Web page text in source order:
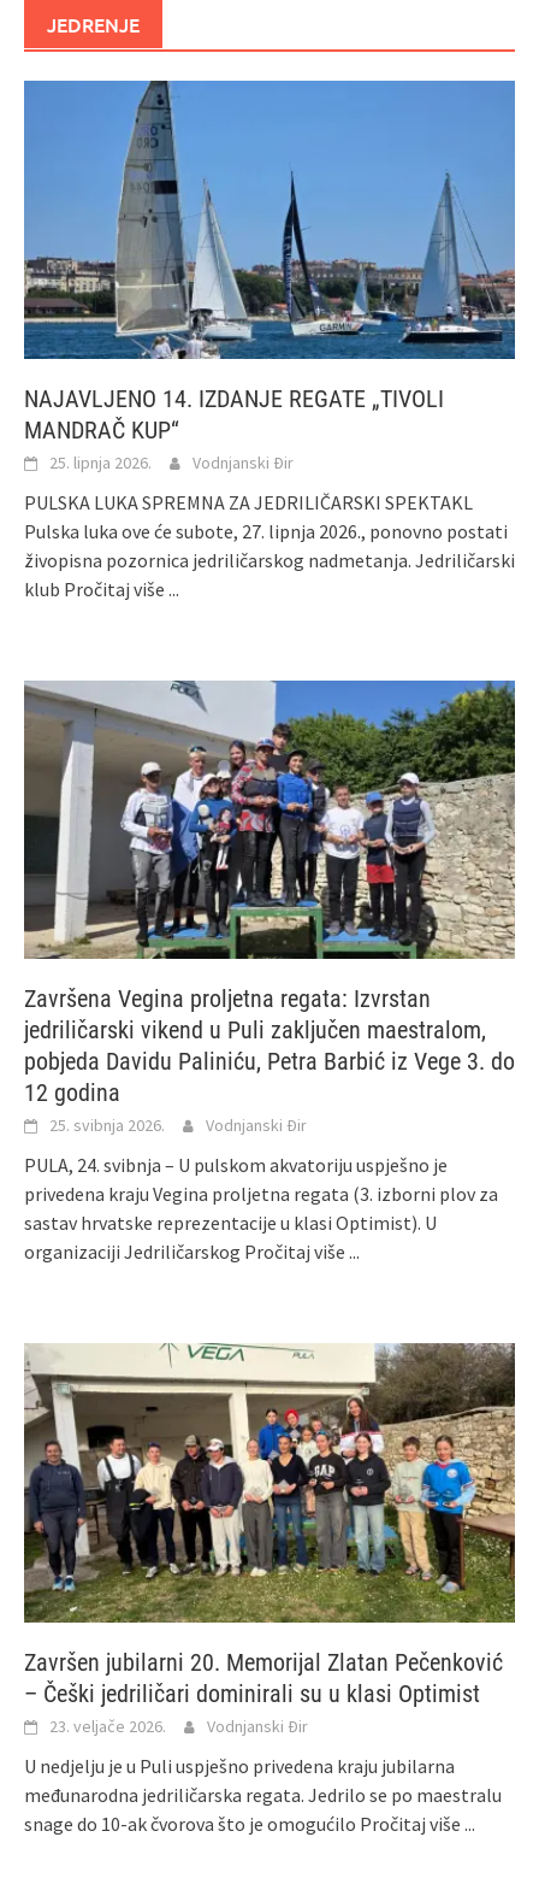
JEDRENJE
NAJAVLJENO 14. IZDANJE REGATE „TIVOLI
MANDRAČ KUP“
25. lipnja 2026. Vodnjanski Đir
PULSKA LUKA SPREMNA ZA JEDRILIČARSKI SPEKTAKL
Pulska luka ove će subote, 27. lipnja 2026., ponovno postati
živopisna pozornica jedriličarskog nadmetanja. Jedriličarski
klub Pročitaj više ...
Završena Vegina proljetna regata: Izvrstan
jedriličarski vikend u Puli zaključen maestralom,
pobjeda Davidu Paliniću, Petra Barbić iz Vege 3. do
12 godina
25. svibnja 2026. Vodnjanski Đir
PULA, 24. svibnja – U pulskom akvatoriju uspješno je
privedena kraju Vegina proljetna regata (3. izborni plov za
sastav hrvatske reprezentacije u klasi Optimist). U
organizaciji Jedriličarskog Pročitaj više ...
Završen jubilarni 20. Memorijal Zlatan Pečenković
– Češki jedriličari dominirali su u klasi Optimist
23. veljače 2026. Vodnjanski Đir
U nedjelju je u Puli uspješno privedena kraju jubilarna
međunarodna jedriličarska regata. Jedrilo se po maestralu
snage do 10-ak čvorova što je omogućilo Pročitaj više ...